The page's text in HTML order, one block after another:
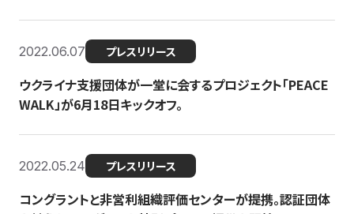
2022.06.07 プレスリリース
ウクライナ支援団体が一堂に会するプロジェクト「PEACE
WALK」が6月18日キックオフ。
2022.05.24 プレスリリース
コングラントと非営利組織評価センターが提携。認証団体